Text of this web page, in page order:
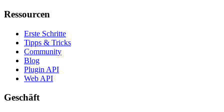
Ressourcen
Erste Schritte
Tipps & Tricks
Community
Blog
Plugin API
Web API
Geschäft